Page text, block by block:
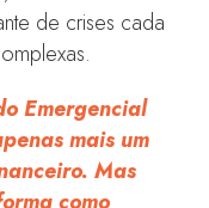
de crises cada
Emergencial
mais um
Mas